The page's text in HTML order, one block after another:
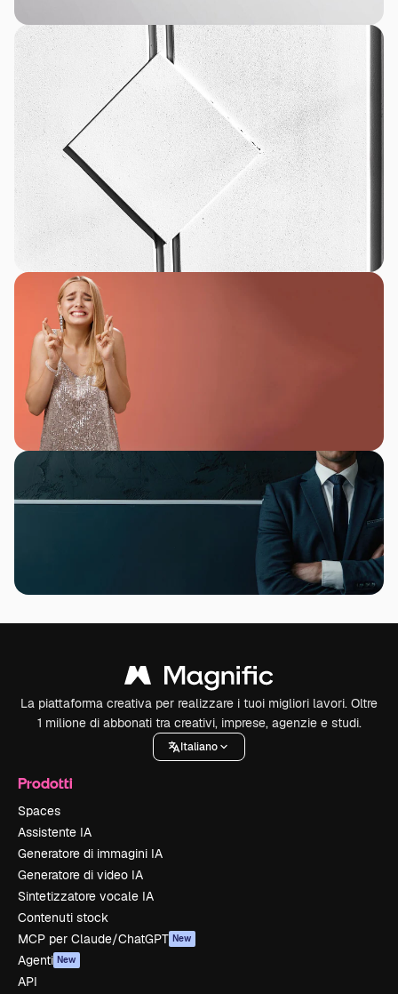
La piattaforma creativa per realizzare i tuoi migliori lavori. Oltre
1 milione di abbonati tra creativi, imprese, agenzie e studi.
Italiano
Prodotti
Spaces
Assistente IA
Generatore di immagini IA
Generatore di video IA
Sintetizzatore vocale IA
Contenuti stock
MCP per Claude/ChatGPT New
Agenti New
API